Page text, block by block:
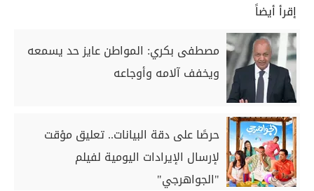
إقرأ أيضاً
مصطفى بكري: المواطن عايز حد يسمعه
ويخفف آلامه وأوجاعه
حرصًا على دقة البيانات.. تعليق مؤقت
لإرسال الإيرادات اليومية لفيلم
"الجواهرجي"